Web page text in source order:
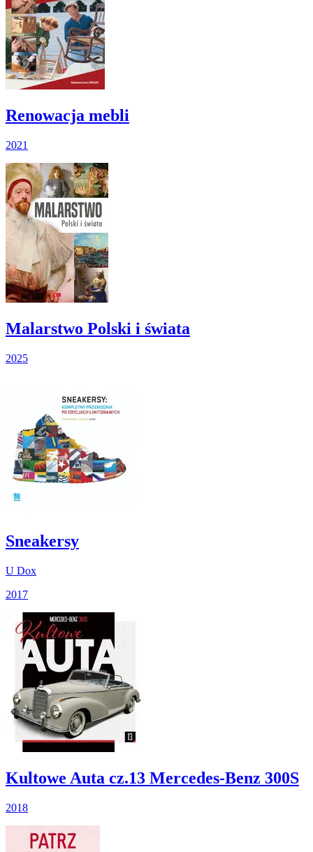
Renowacja mebli
2021
Malarstwo Polski i świata
2025
Sneakersy
U Dox
2017
Kultowe Auta cz.13 Mercedes-Benz 300S
2018